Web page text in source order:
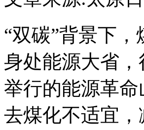
“双碳”背景下
身处能源大省
举行的能源革
去煤化不适宜